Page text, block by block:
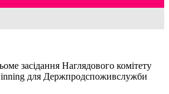
засідання Наглядового комітету
для Держпродспоживслужби